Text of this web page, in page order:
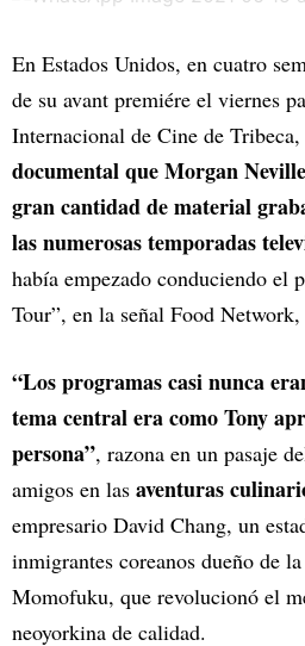
En Estados Unidos, en cuatro
de su avant premiére el viernes
Internacional de Cine de Tribeca,
documental que Morgan
gran cantidad de material
las numerosas temporadas
había empezado conduciendo el
Tour”, en la señal Food Network,
“Los programas casi nunca
tema central era como Tony
persona”, razona en un pasaje
amigos en las aventuras
empresario David Chang, un
inmigrantes coreanos dueño de
Momofuku, que revolucionó el
neoyorkina de calidad.